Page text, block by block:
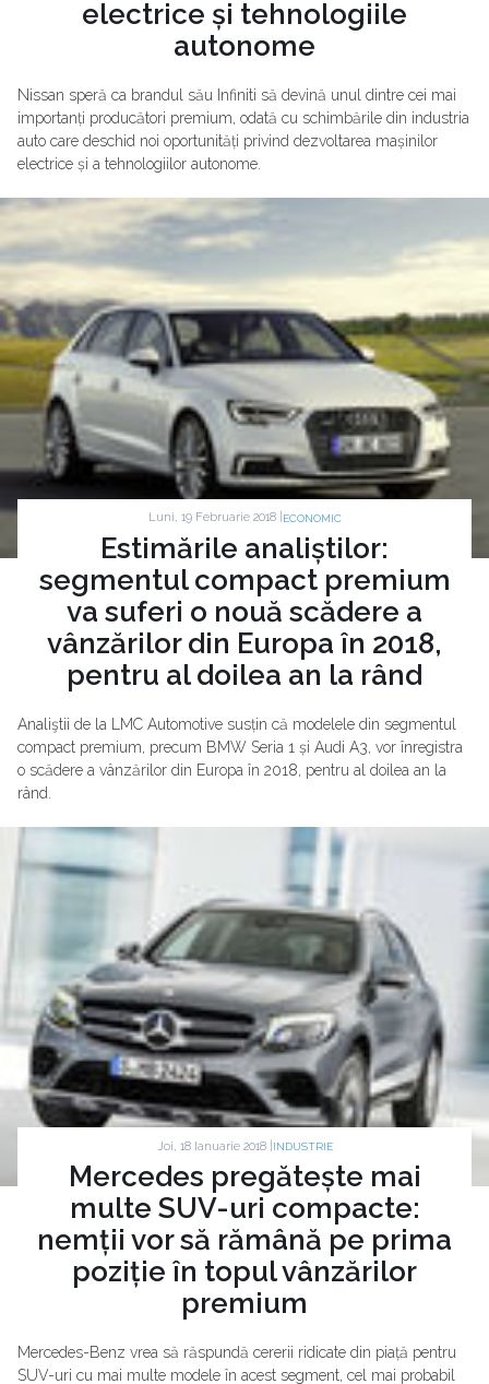
electrice și tehnologiile
autonome
Nissan speră ca brandul său Infiniti să devină unul dintre cei mai
importanți producători premium, odată cu schimbările din industria
auto care deschid noi oportunități privind dezvoltarea mașinilor
electrice și a tehnologiilor autonome.
Luni, 19 Februarie 2018 | ECONOMIC
Estimările analiștilor:
segmentul compact premium
va suferi o nouă scădere a
vânzărilor din Europa în 2018,
pentru al doilea an la rând
Analiştii de la LMC Automotive susțin că modelele din segmentul
compact premium, precum BMW Seria 1 și Audi A3, vor înregistra
o scădere a vânzărilor din Europa în 2018, pentru al doilea an la
rând.
Joi, 18 Ianuarie 2018 | INDUSTRIE
Mercedes pregătește mai
multe SUV-uri compacte:
nemții vor să rămână pe prima
poziție în topul vânzărilor
premium
Mercedes-Benz vrea să răspundă cererii ridicate din piață pentru
SUV-uri cu mai multe modele în acest segment, cel mai probabil